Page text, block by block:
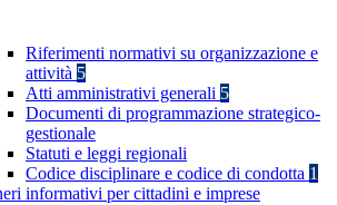
Riferimenti normativi su organizzazione e
attività 5
Atti amministrativi generali 5
Documenti di programmazione strategico-
gestionale
Statuti e leggi regionali
Codice disciplinare e codice di condotta 1
informativi per cittadini e imprese